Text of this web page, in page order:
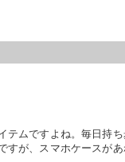
テムですよね。毎日持
すが、スマホケースが